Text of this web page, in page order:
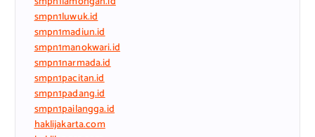
smpn1luwuk.id
smpn1madiun.id
smpn1manokwari.id
smpn1narmada.id
smpn1pacitan.id
smpn1padang.id
smpn1pailangga.id
haklijakarta.com